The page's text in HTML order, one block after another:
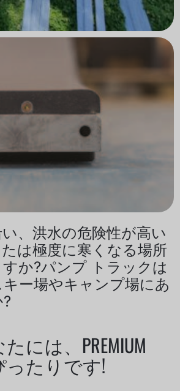
、洪水の危険性が高い
は極度に寒くなる場所
か?パンプ トラックは
ー場やキャンプ場にあ
には、PREMIUM
ったりです!